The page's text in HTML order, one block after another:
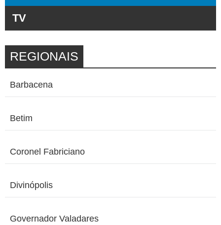
TV
REGIONAIS
Barbacena
Betim
Coronel Fabriciano
Divinópolis
Governador Valadares